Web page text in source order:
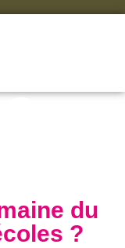
du
?